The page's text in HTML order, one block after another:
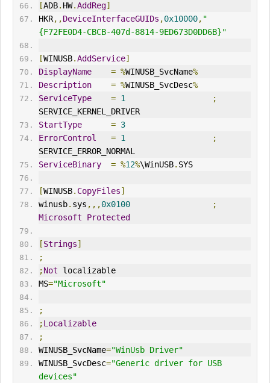
[ADB. HW.AddReg]
HKR,,DeviceInterfaceGUIDs ,0x10000, "
{F72FE0D4-CBCB-407d-8814-9ED673D0DD6B}"
[WINUSB.AddService]
DisplayName
= %WINUSB_SvcName%
Description
= %WINUSB_SvcDesc%
ServiceType
= 1
;
SERVICE_KERNEL_DRIVER
StartType
= 3
ErrorControl
= 1
;
SERVICE_ ERROR_NORMAL
ServiceBinary
= %12%\WinUSB. SYS
[WINUSB. CopyFiles]
winusb. sys ,,,0x0100
;
Microsoft
Protected
[Strings]
;
;Not localizable
MS="Microsoft"
;
;Localizable
;
WINUSB_SvcName="WinUsb Driver"
WINUSB_SvcDesc="Generic driver for USB
devices"